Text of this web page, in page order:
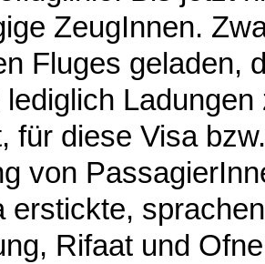
ZeugInnen.
Fluges geladen,
lediglich
für diese Visa
von
erstickte,
Rifaat und